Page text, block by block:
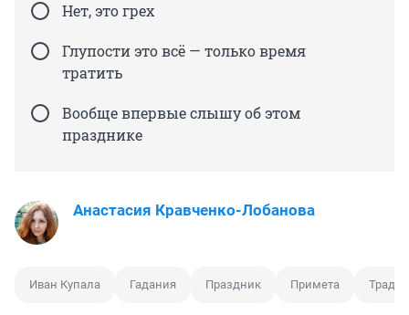
Нет, это грех
Глупости это всё — только время
тратить
Вообще впервые слышу об этом
празднике
Анастасия Кравченко-Лобанова
Иван Купала Гадания Праздник Примета